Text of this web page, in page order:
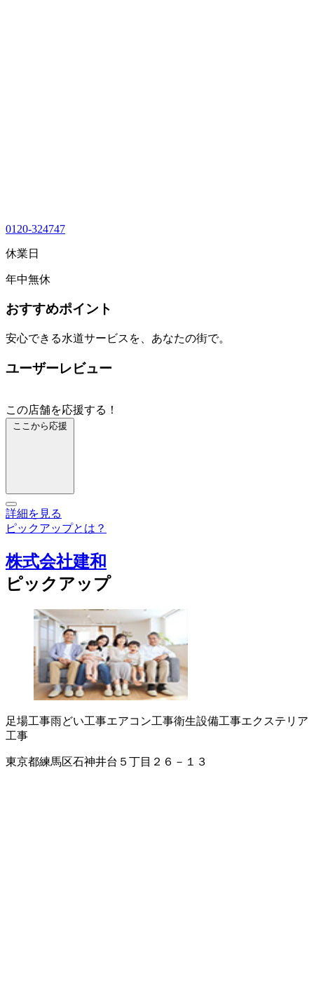
0120-324747
休業日
年中無休
おすすめポイント
安心できる水道サービスを、あなたの街で。
ユーザーレビュー
この店舗を応援する！
ここから応援
詳細を見る
ピックアップとは？
株式会社建和
ピックアップ
足場工事雨どい工事エアコン工事衛生設備工事エクステリア
工事
東京都練馬区石神井台５丁目２６－１３